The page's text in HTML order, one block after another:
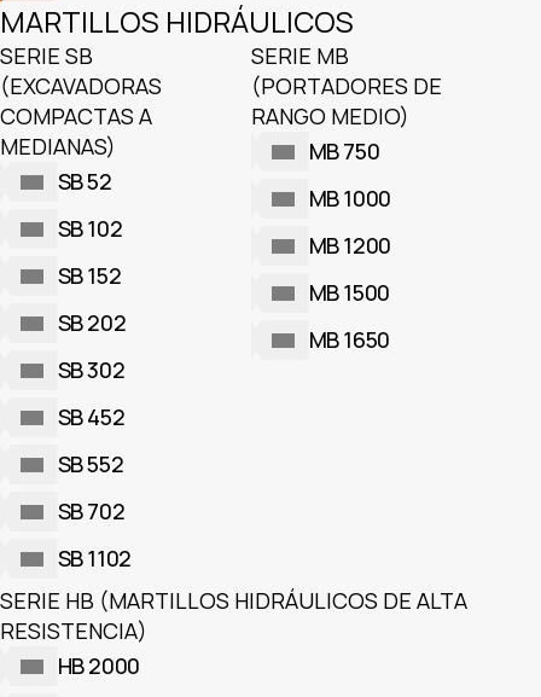
MARTILLOS HIDRÁULICOS
SERIE SB
(EXCAVADORAS
COMPACTAS A
MEDIANAS)
SB 52
SB 102
SB 152
SB 202
SB 302
SB 452
SB 552
SB 702
SB 1102
SERIE MB
(PORTADORES DE
RANGO MEDIO)
MB 750
MB 1000
MB 1200
MB 1500
MB 1650
SERIE HB (MARTILLOS HIDRÁULICOS DE ALTA
RESISTENCIA)
HB 2000